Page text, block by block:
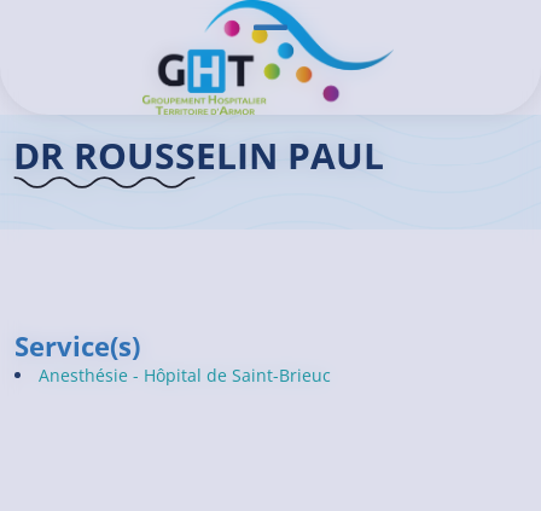
Ouvrir/Fermer le menu
>Dr ROUSSELIN Paul
DR ROUSSELIN PAUL
Service(s)
Anesthésie - Hôpital de Saint-Brieuc
Panneau de gestion des cookies